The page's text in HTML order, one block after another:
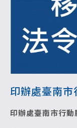
印辦處臺南市
印辦處臺南市行動